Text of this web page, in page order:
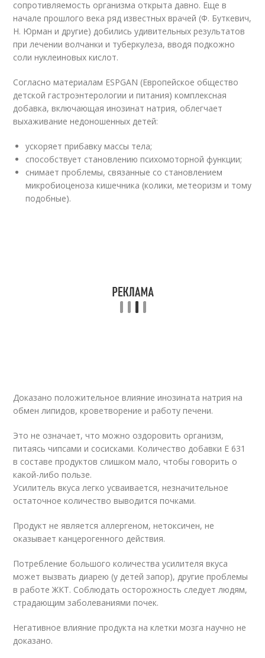
сопротивляемость организма открыта давно. Еще в
начале прошлого века ряд известных врачей (Ф. Буткевич,
Н. Юрман и другие) добились удивительных результатов
при лечении волчанки и туберкулеза, вводя подкожно
соли нуклеиновых кислот.
Согласно материалам ESPGAN (Европейское общество
детской гастроэнтерологии и питания) комплексная
добавка, включающая инозинат натрия, облегчает
выхаживание недоношенных детей:
ускоряет прибавку массы тела;
способствует становлению психомоторной функции;
снимает проблемы, связанные со становлением
микробиоценоза кишечника (колики, метеоризм и тому
подобные).
Доказано положительное влияние инозината натрия на
обмен липидов, кроветворение и работу печени.
Это не означает, что можно оздоровить организм,
питаясь чипсами и сосисками. Количество добавки Е 631
в составе продуктов слишком мало, чтобы говорить о
какой-либо пользе.
Усилитель вкуса легко усваивается, незначительное
остаточное количество выводится почками.
Продукт не является аллергеном, нетоксичен, не
оказывает канцерогенного действия.
Потребление большого количества усилителя вкуса
может вызвать диарею (у детей запор), другие проблемы
в работе ЖКТ. Соблюдать осторожность следует людям,
страдающим заболеваниями почек.
Негативное влияние продукта на клетки мозга научно не
доказано.